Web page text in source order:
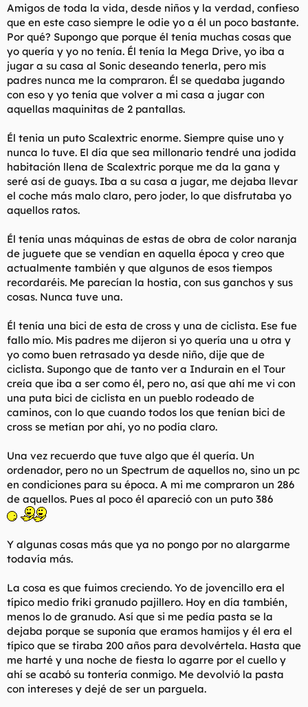
Amigos de toda la vida, desde niños y la verdad, confieso
que en este caso siempre le odie yo a él un poco bastante.
Por qué? Supongo que porque él tenía muchas cosas que
yo quería y yo no tenía. Él tenía la Mega Drive, yo iba a
jugar a su casa al Sonic deseando tenerla, pero mis
padres nunca me la compraron. Él se quedaba jugando
con eso y yo tenía que volver a mi casa a jugar con
aquellas maquinitas de 2 pantallas.
Él tenia un puto Scalextric enorme. Siempre quise uno y
nunca lo tuve. El día que sea millonario tendré una jodida
habitación llena de Scalextric porque me da la gana y
seré así de guays. Iba a su casa a jugar, me dejaba llevar
el coche más malo claro, pero joder, lo que disfrutaba yo
aquellos ratos.
Él tenía unas máquinas de estas de obra de color naranja
de juguete que se vendían en aquella época y creo que
actualmente también y que algunos de esos tiempos
recordaréis. Me parecían la hostia, con sus ganchos y sus
cosas. Nunca tuve una.
Él tenía una bici de esta de cross y una de ciclista. Ese fue
fallo mío. Mis padres me dijeron si yo quería una u otra y
yo como buen retrasado ya desde niño, dije que de
ciclista. Supongo que de tanto ver a Indurain en el Tour
creía que iba a ser como él, pero no, así que ahí me vi con
una puta bici de ciclista en un pueblo rodeado de
caminos, con lo que cuando todos los que tenían bici de
cross se metían por ahí, yo no podía claro.
Una vez recuerdo que tuve algo que él quería. Un
ordenador, pero no un Spectrum de aquellos no, sino un pc
en condiciones para su época. A mi me compraron un 286
de aquellos. Pues al poco él apareció con un puto 386
Y algunas cosas más que ya no pongo por no alargarme
todavía más.
La cosa es que fuimos creciendo. Yo de jovencillo era el
típico medio friki granudo pajillero. Hoy en día también,
menos lo de granudo. Así que si me pedía pasta se la
dejaba porque se suponía que eramos hamijos y él era el
típico que se tiraba 200 años para devolvértela. Hasta que
me harté y una noche de fiesta lo agarre por el cuello y
ahí se acabó su tontería conmigo. Me devolvió la pasta
con intereses y dejé de ser un parguela.